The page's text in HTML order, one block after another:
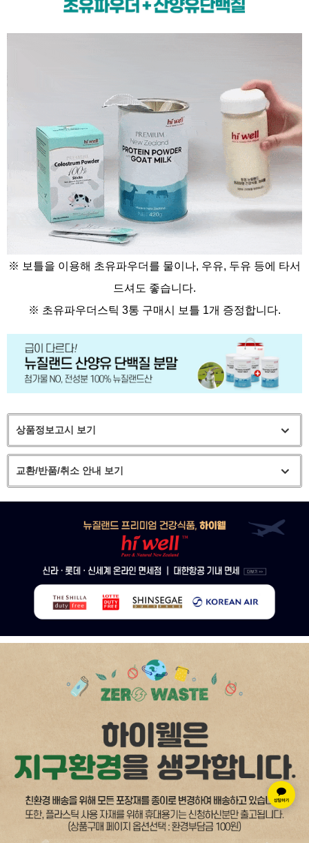
※ 보틀을 이용해 초유파우더를 물이나, 우유, 두유 등에 타서
드셔도 좋습니다.
※ 초유파우더스틱 3통 구매시 보틀 1개 증정합니다.
상품정보고시 보기
교환/반품/취소 안내 보기